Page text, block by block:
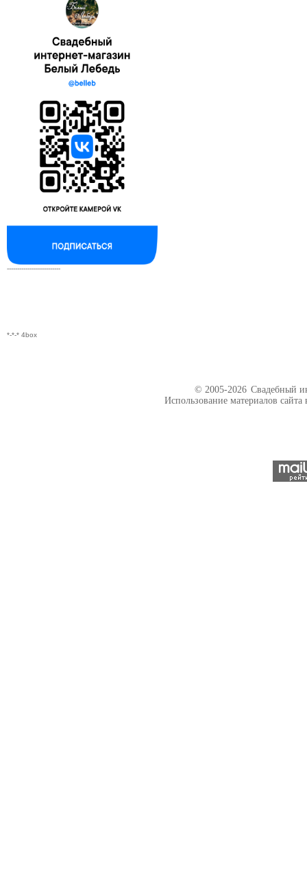
--------------------------
*-*-* 4box
© 2005-2026 Свадебный
Использование материалов